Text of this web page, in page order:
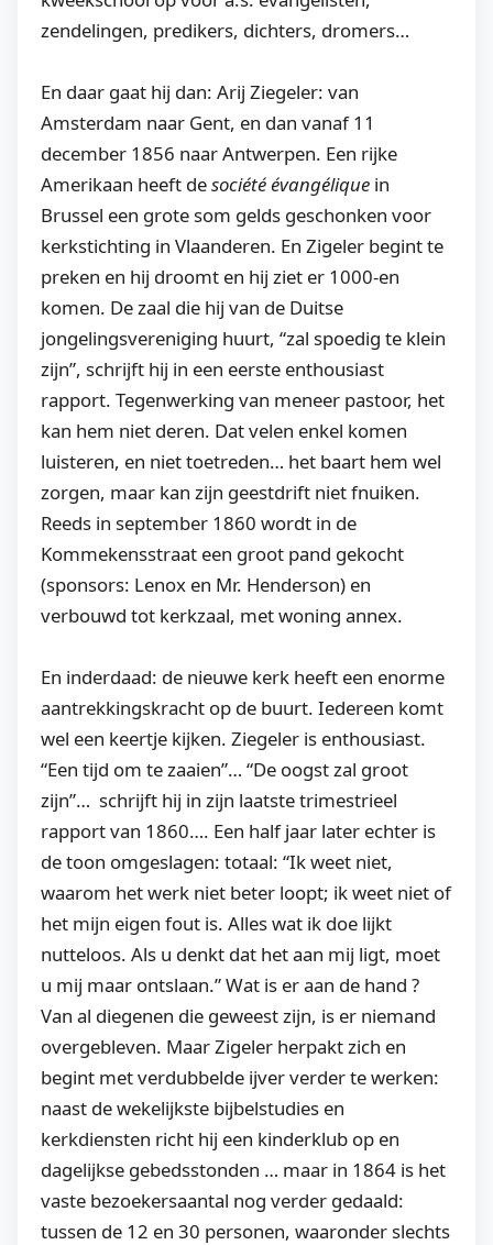
zendelingen, predikers, dichters, dromers…
En daar gaat hij dan: Arij Ziegeler: van
Amsterdam naar Gent, en dan vanaf 11
december 1856 naar Antwerpen. Een rijke
Amerikaan heeft desociété évangélique in
Brussel een grote som gelds geschonken voor
kerkstichting in Vlaanderen. En Zigeler begint te
preken en hij droomt en hij ziet er 1000-en
komen. De zaal die hij van de Duitse
jongelingsvereniging huurt, “zal spoedig te klein
zijn”, schrijft hij in een eerste enthousiast
rapport. Tegenwerking van meneer pastoor, het
kan hem niet deren. Dat velen enkel komen
luisteren, en niet toetreden… het baart hem wel
zorgen, maar kan zijn geestdrift niet fnuiken.
Reeds in september 1860 wordt in de
Kommekensstraat een groot pand gekocht
(sponsors: Lenox en Mr. Henderson) en
verbouwd tot kerkzaal, met woning annex.
En inderdaad: de nieuwe kerk heeft een enorme
aantrekkingskracht op de buurt. Iedereen komt
wel een keertje kijken. Ziegeler is enthousiast.
“Een tijd om te zaaien”… “De oogst zal groot
zijn”… schrijft hij in zijn laatste trimestrieel
rapport van 1860…. Een half jaar later echter is
de toon omgeslagen: totaal: “Ik weet niet,
waarom het werk niet beter loopt; ik weet niet of
het mijn eigen fout is. Alles wat ik doe lijkt
nutteloos. Als u denkt dat het aan mij ligt, moet
u mij maar ontslaan.” Wat is er aan de hand ?
Van al diegenen die geweest zijn, is er niemand
overgebleven. Maar Zigeler herpakt zich en
begint met verdubbelde ijver verder te werken:
naast de wekelijkste bijbelstudies en
kerkdiensten richt hij een kinderklub op en
dagelijkse gebedsstonden … maar in 1864 is het
vaste bezoekersaantal nog verder gedaald:
tussen de 12 en 30 personen, waaronder slechts